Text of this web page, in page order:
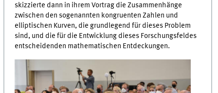
skizzierte dann in ihrem Vortrag die Zusammenhänge
zwischen den sogenannten kongruenten Zahlen und
elliptischen Kurven, die grundlegend für dieses Problem
sind, und die für die Entwicklung dieses Forschungsfeldes
entscheidenden mathematischen Entdeckungen.